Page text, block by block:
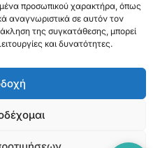
προσωπικού χαρακτήρα, όπως
αναγνωριστικά σε αυτόν τον
της συγκατάθεσης, μπορεί
και δυνατότητες.